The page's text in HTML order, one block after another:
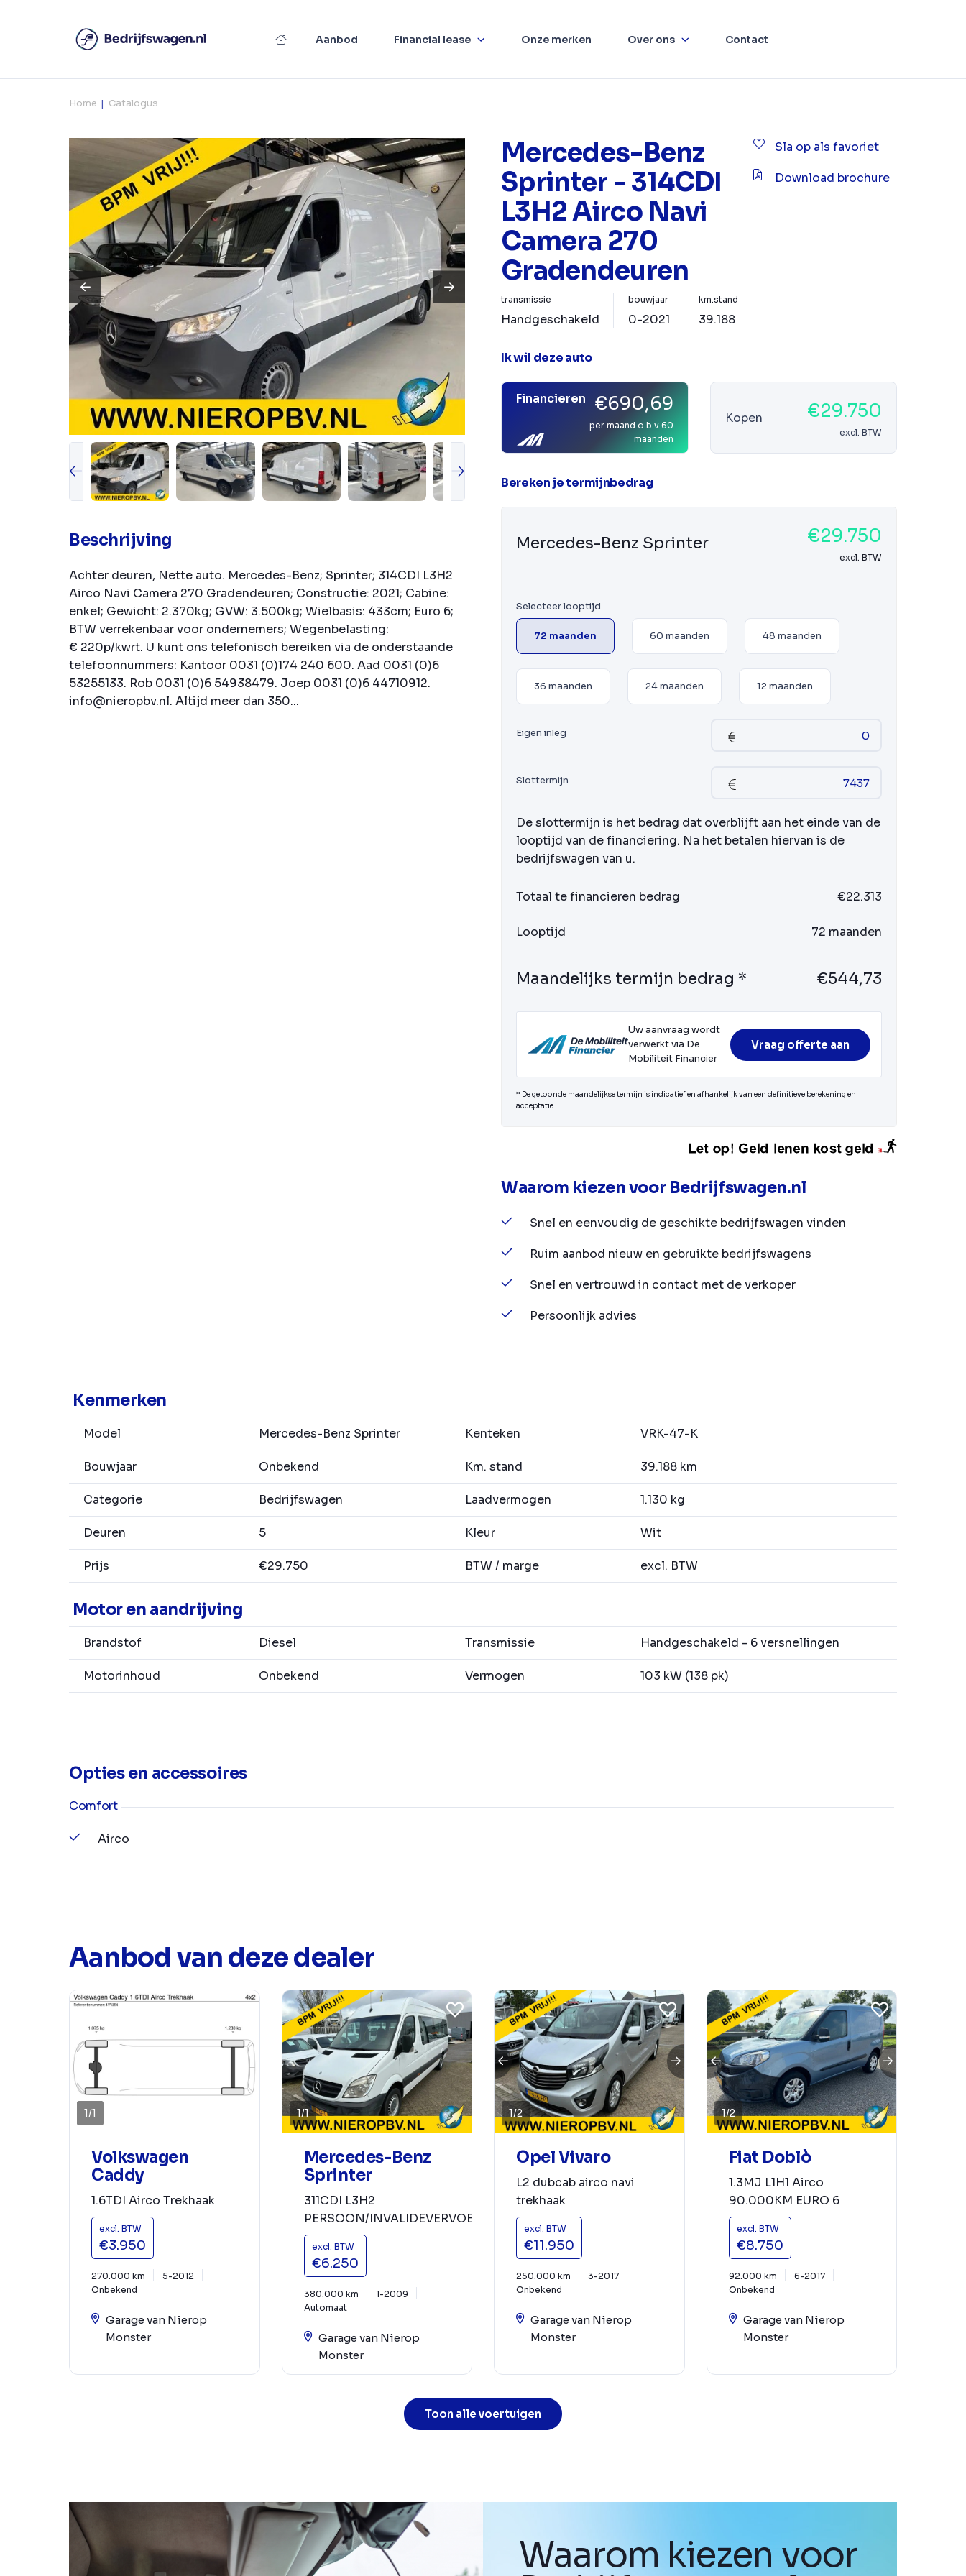
Aanbod Financial lease Onze merken Over ons Contact
Home Catalogus
Beschrijving
Achter deuren, Nette auto. Mercedes-Benz; Sprinter; 314CDI L3H2
Airco Navi Camera 270 Gradendeuren; Constructie: 2021; Cabine:
enkel; Gewicht: 2.370kg; GVW: 3.500kg; Wielbasis: 433cm; Euro 6;
BTW verrekenbaar voor ondernemers; Wegenbelasting:
€ 220p/kwrt. U kunt ons telefonisch bereiken via de onderstaande
telefoonnummers: Kantoor 0031 (0)174 240 600. Aad 0031 (0)6
53255133. Rob 0031 (0)6 54938479. Joep 0031 (0)6 44710912.
info@nieropbv.nl. Altijd meer dan 350...
Mercedes-Benz
Sprinter - 314CDI
L3H2 Airco Navi
Camera 270
Gradendeuren
Sla op als favoriet
Download brochure
transmissie
Handgeschakeld
bouwjaar
0-2021
km.stand
39.188
Ik wil deze auto
Financieren €690,69
per maand o.b.v 60
maanden
Kopen €29.750
excl. BTW
Bereken je termijnbedrag
Mercedes-Benz Sprinter €29.750
excl. BTW
Selecteer looptijd
72 maanden 60 maanden 48 maanden
36 maanden 24 maanden 12 maanden
Eigen inleg
Slottermijn
De slottermijn is het bedrag dat overblijft aan het einde van de
looptijd van de financiering. Na het betalen hiervan is de
bedrijfswagen van u.
Totaal te financieren bedrag €22.313
Looptijd 72 maanden
Maandelijks termijn bedrag * €544,73
Uw aanvraag wordt
verwerkt via De
Mobiliteit Financier
Vraag offerte aan
* De getoonde maandelijkse termijn is indicatief en afhankelijk van een definitieve berekening en
acceptatie.
Waarom kiezen voor Bedrijfswagen.nl
Snel en eenvoudig de geschikte bedrijfswagen vinden
Ruim aanbod nieuw en gebruikte bedrijfswagens
Snel en vertrouwd in contact met de verkoper
Persoonlijk advies
Kenmerken
Model Mercedes-Benz Sprinter Kenteken VRK-47-K
Bouwjaar Onbekend Km. stand 39.188 km
Categorie Bedrijfswagen Laadvermogen 1.130 kg
Deuren 5 Kleur Wit
Prijs €29.750 BTW / marge excl. BTW
Motor en aandrijving
Brandstof Diesel Transmissie Handgeschakeld - 6 versnellingen
Motorinhoud Onbekend Vermogen 103 kW (138 pk)
Opties en accessoires
Comfort
Airco
Aanbod van deze dealer
1/1
Volkswagen
Caddy
1.6TDI Airco Trekhaak
excl. BTW
€3.950
270.000 km
5-2012
Onbekend
Garage van Nierop
Monster
1/1
Mercedes-Benz
Sprinter
311CDI L3H2
PERSOON/INVALIDEVERVOER
excl. BTW
€6.250
380.000 km
1-2009
Automaat
Garage van Nierop
Monster
1/2
Opel Vivaro
L2 dubcab airco navi
trekhaak
excl. BTW
€11.950
250.000 km
3-2017
Onbekend
Garage van Nierop
Monster
1/2
Fiat Doblò
1.3MJ L1H1 Airco
90.000KM EURO 6
excl. BTW
€8.750
92.000 km
6-2017
Onbekend
Garage van Nierop
Monster
Toon alle voertuigen
Waarom kiezen voor